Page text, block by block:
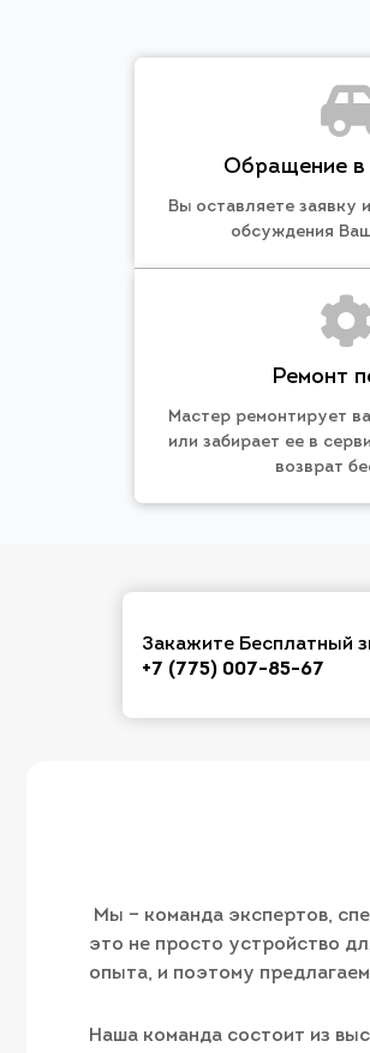
Обращение в
Вы оставляете заявку
обсуждения
Ремонт
Мастер ремонтирует
или забирает ее в
возврат
Закажите Бесплатный
+7 (775) 007-85-67
Мы – команда экспертов,
это не просто устройство
опыта, и поэтому
Наша команда состоит из